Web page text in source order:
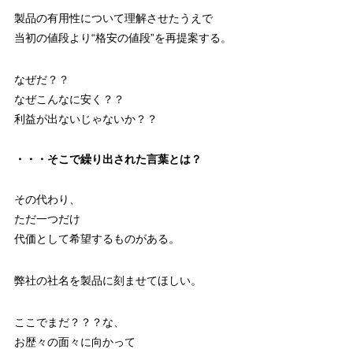
製品の有用性について理解させたうえで
当初の値段より“格安の値段”を再提案する。
なぜだ？？
なぜこんなに安く？？
利益が出ないじゃないか？？
・・・そこで繰り出された言葉とは？
その代わり、
ただ一つだけ
代価として希望するものがある。
弊社の社名を製品に刻ませてほしい。
ここでまだ？？？な、
お歴々の面々に向かって